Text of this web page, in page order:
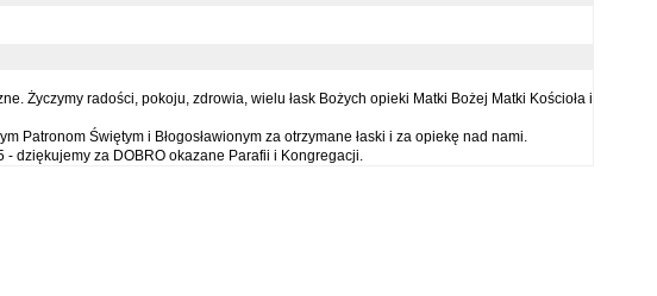
Życzymy radości, pokoju, zdrowia, wielu łask Bożych opieki Matki Bożej Matki Kościoła i
Patronom Świętym i Błogosławionym za otrzymane łaski i za opiekę nad nami.
- dziękujemy za DOBRO okazane Parafii i Kongregacji.